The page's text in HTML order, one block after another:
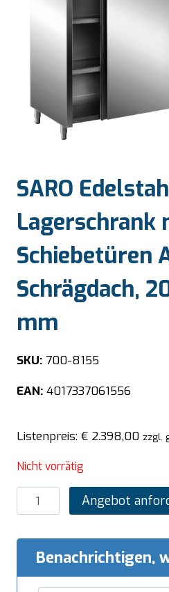
SARO
Lagerschrank
Schiebetüren
Schrägdach,
mm
SKU: 700-8155
EAN: 4017337061556
Listenpreis: € 2.398,00 zzgl.
Nicht vorrätig
SARO
Edelstahl-
Angebot
Benachrichtigen,